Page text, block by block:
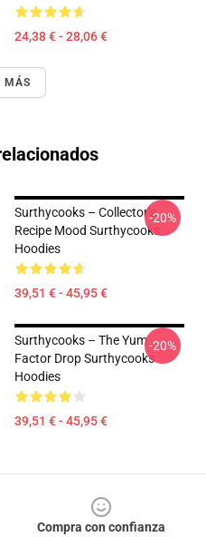
24,38 € - 28,06 €
MÁS
Surthycooks – Collector’s
Recipe Mood Surthycooks
Hoodies
39,51 € - 45,95 €
-20%
Surthycooks – The Yum
Factor Drop Surthycooks
Hoodies
39,51 € - 45,95 €
-20%
Compra con confianza